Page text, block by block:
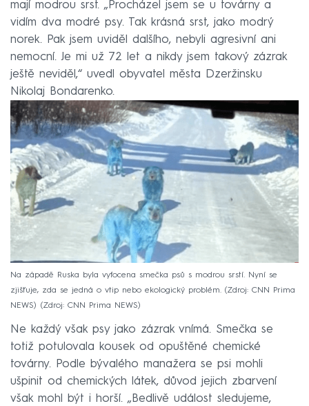
mají modrou srst. „Procházel jsem se u továrny a
vidím dva modré psy. Tak krásná srst, jako modrý
norek. Pak jsem uviděl dalšího, nebyli agresivní ani
nemocní. Je mi už 72 let a nikdy jsem takový zázrak
ještě neviděl,“ uvedl obyvatel města Dzeržinsku
Nikolaj Bondarenko.
Na západě Ruska byla vyfocena smečka psů s modrou srstí. Nyní se
zjišťuje, zda se jedná o vtip nebo ekologický problém. (Zdroj: CNN Prima
NEWS)
Zdroj: CNN Prima NEWS
Ne každý však psy jako zázrak vnímá. Smečka se
totiž potulovala kousek od opuštěné chemické
továrny. Podle bývalého manažera se psi mohli
ušpinit od chemických látek, důvod jejich zbarvení
však mohl být i horší. „Bedlivě událost sledujeme,